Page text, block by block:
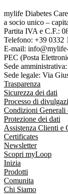
mylife Diabetes
a socio unico –
Partita IVA e C.F.:
Telefono: +39 0332
E-mail:
PEC (Posta
Sede
Sede legale: Via
Trasparenza
Sicurezza dei dati
Processo di
Condizioni Generali
Protezione dei dati
Assistenza Clienti e
Certificates
Newsletter
Scopri myLoop
Inizia
Prodotti
Comunita
Chi Siamo